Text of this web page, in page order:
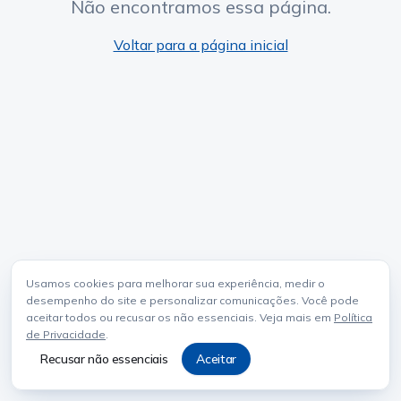
Usamos cookies para melhorar sua experiência, medir o
desempenho do site e personalizar comunicações. Você pode
aceitar todos ou recusar os não essenciais. Veja mais em Política
de Privacidade.
Recusar não essenciais Aceitar
Não encontramos essa página.
Voltar para a página inicial